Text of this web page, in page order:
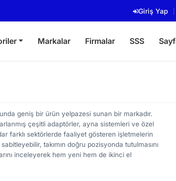
Giriş Yap
Markalar Firmalar SSS
geniş bir ürün yelpazesi sunan bir markadır.
çeşitli adaptörler, ayna sistemleri ve özel
farklı sektörlerde faaliyet gösteren işletmelerin
takımın doğru pozisyonda tutulmasını
inceleyerek hem yeni hem de ikinci el